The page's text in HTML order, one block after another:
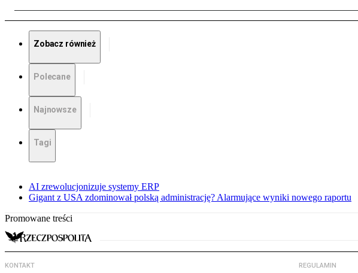
Zobacz również
Polecane
Najnowsze
Tagi
AI zrewolucjonizuje systemy ERP
Gigant z USA zdominował polską administrację? Alarmujące wyniki nowego raportu
Promowane treści
KONTAKT REGULAMIN